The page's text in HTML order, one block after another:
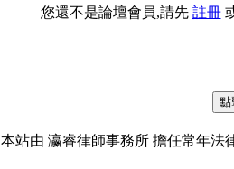
您還不是論壇會員,請先 註冊
本站由 瀛睿律師事務所 擔任常年法